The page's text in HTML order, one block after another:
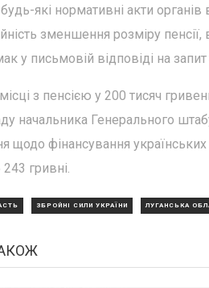
будь-які нормативні акти
зменшення розміру
у письмовій відповіді на запит
з пенсією у 200 тисяч
начальника Генерального
щодо фінансування українських
гривні.
ЗБРОЙНІ СИЛИ УКРАЇНИ ЛУГАНСЬКА